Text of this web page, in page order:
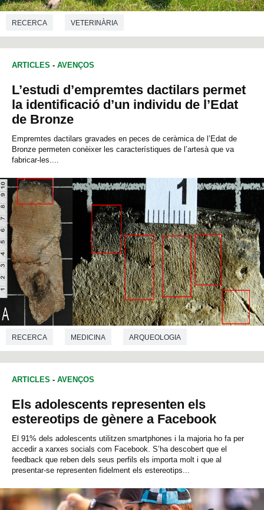
RECERCA VETERINÀRIA
ARTICLES - AVENÇOS
L’estudi d’empremtes dactilars permet
la identificació d’un individu de l’Edat
de Bronze
Empremtes dactilars gravades en peces de ceràmica de l’Edat de
Bronze permeten conèixer les característiques de l’artesà que va
fabricar-les....
RECERCA MEDICINA ARQUEOLOGIA
PREHISTÒRIA CRIMINOLOGIA
ARTICLES - AVENÇOS
Els adolescents representen els
estereotips de gènere a Facebook
El 91% dels adolescents utilitzen smartphones i la majoria ho fa per
accedir a xarxes socials com Facebook. S’ha descobert que el
feedback que reben dels seus perfils els importa molt i que al
presentar-se representen fidelment els estereotips...